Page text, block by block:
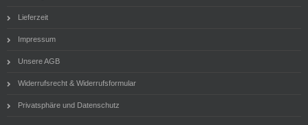
Lieferzeit
Impressum
Unsere AGB
Widerrufsrecht & Widerrufsformular
Privatsphäre und Datenschutz